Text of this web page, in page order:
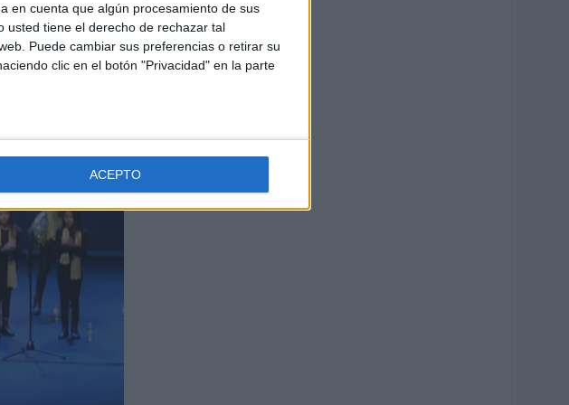
en cuenta que algún procesamiento de sus
usted tiene el derecho de rechazar tal
Puede cambiar sus preferencias o retirar su
clic en el botón "Privacidad" en la parte
ACEPTO